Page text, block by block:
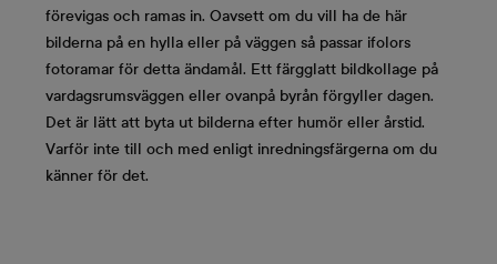
förevigas och ramas in. Oavsett om du vill ha de här
bilderna på en hylla eller på väggen så passar ifolors
fotoramar för detta ändamål. Ett färgglatt bildkollage på
vardagsrumsväggen eller ovanpå byrån förgyller dagen.
Det är lätt att byta ut bilderna efter humör eller årstid.
Varför inte till och med enligt inredningsfärgerna om du
känner för det.